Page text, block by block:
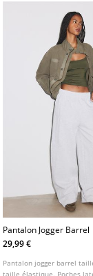
Pantalon Jogger Barrel
29,99 €
Pantalon jogger barrel
taille élastique. Poches